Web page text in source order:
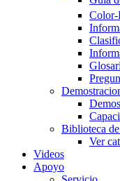
Color-
Biblioteca
Ver
Videos
Apoyo